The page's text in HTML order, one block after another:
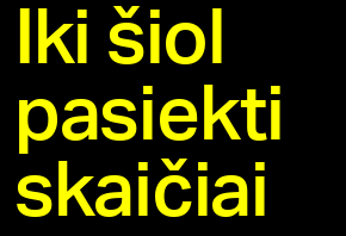
Iki šiol
pasiekti
skaičiai